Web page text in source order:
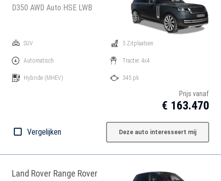
D350 AWD Auto HSE LWB
SUV
Automatisch
Hybride (MHEV)
5 Zitplaatsen
Tractie: 4x4
345 pk
Prijs vanaf
€ 163.470
Vergelijken Deze auto interesseert mij
Land Rover Range Rover